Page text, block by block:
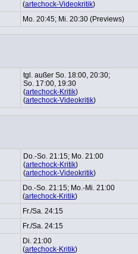
(artechock-Videokritik)
Mo. 20:45; Mi. 20:30 (Previews)
tgl. außer So. 18:00, 20:30;
So. 17:00, 19:30
(artechock-Kritik)
(artechock-Videokritik)
Do.-So. 21:15; Mo. 21:00
(artechock-Kritik)
(artechock-Videokritik)
Do.-So. 21:15; Mo.-Mi. 21:00
(artechock-Kritik)
Fr./Sa. 24:15
Fr./Sa. 24:15
Di. 21:00
(artechock-Kritik)